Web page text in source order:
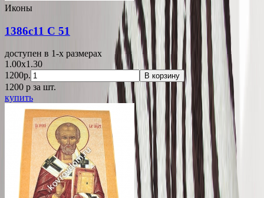
Иконы
1386c11 C 51
доступен в 1-x размерах
1.00x1.30
1200р.
В корзину
1200 p за шт.
купить